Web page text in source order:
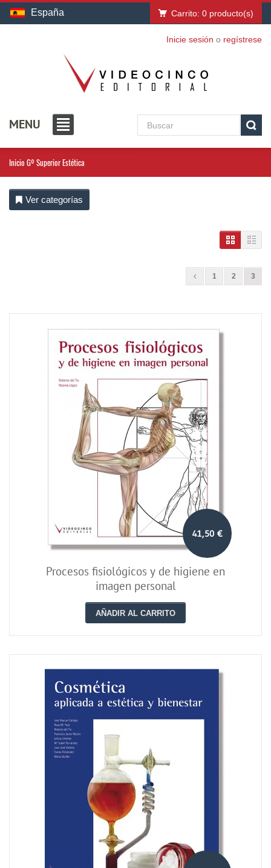
España Carrito: 0 producto(s)
Inicie sesión o regístrese
MENU
Inicio Gº Superior Estética
Ver categorías
1 2 3
41,50 €
Procesos fisiológicos y de higiene en
imagen personal
AÑADIR AL CARRITO